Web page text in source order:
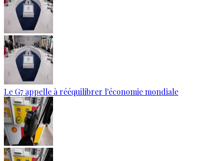
Le G7 appelle à rééquilibrer l'économie mondiale